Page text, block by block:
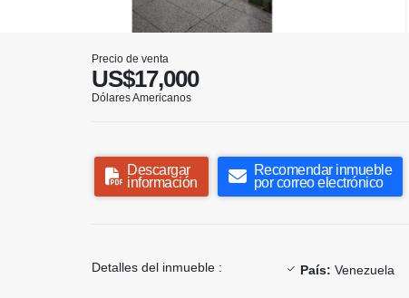
Precio de venta
US$17,000
Dólares Americanos
Descargar
información
Recomendar inmueble
por correo electrónico
Detalles del inmueble : País: Venezuela